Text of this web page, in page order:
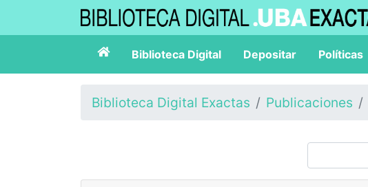
Biblioteca Digital Depositar Políticas
Biblioteca Digital Exactas Publicaciones